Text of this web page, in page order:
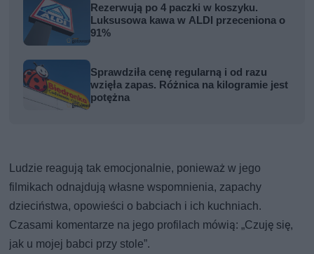
Rezerwują po 4 paczki w koszyku.
Luksusowa kawa w ALDI przeceniona o
91%
Sprawdziła cenę regularną i od razu
wzięła zapas. Różnica na kilogramie jest
potężna
Ludzie reagują tak emocjonalnie, ponieważ w jego
filmikach odnajdują własne wspomnienia, zapachy
dzieciństwa, opowieści o babciach i ich kuchniach.
Czasami komentarze na jego profilach mówią: „Czuję się,
jak u mojej babci przy stole”.